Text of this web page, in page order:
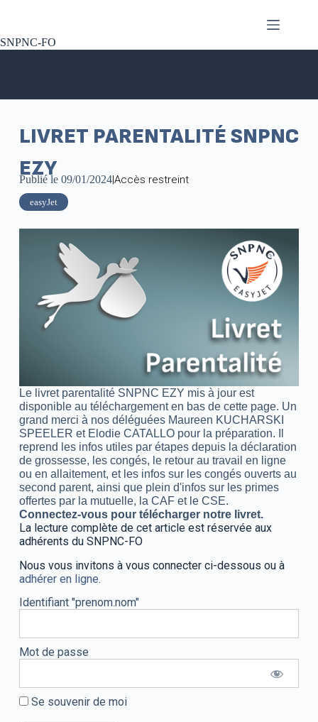
SNPNC-FO
LIVRET PARENTALITÉ SNPNC
EZY
Publié le 09/01/2024|Accès restreint
easyJet
Le livret parentalité SNPNC EZY mis à jour est
disponible au téléchargement en bas de cette page. Un
grand merci à nos déléguées Maureen KUCHARSKI
SPEELER et Elodie CATALLO pour la préparation.
reprend les infos utiles par étapes depuis la déclaration
de grossesse, les congés, le retour au travail en ligne
ou en allaitement, et les infos sur les congés ouverts au
second parent, ainsi que plein d'infos sur les primes
offertes par la mutuelle, la CAF et le CSE.
Connectez-vous pour télécharger notre livret.
La lecture complète de cet article est réservée aux
adhérents du SNPNC-FO
Nous vous invitons à vous connecter ci-dessous ou à
adhérer en ligne.
Identifiant "prenom.nom"
Mot de passe
Se souvenir de moi